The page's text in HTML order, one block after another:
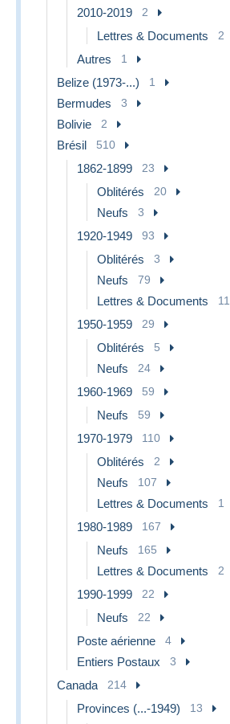
2010-2019 2
Lettres & Documents 2
Autres 1
Belize (1973-...) 1
Bermudes 3
Bolivie 2
Brésil 510
1862-1899 23
Oblitérés 20
Neufs 3
1920-1949 93
Oblitérés 3
Neufs 79
Lettres & Documents 11
1950-1959 29
Oblitérés 5
Neufs 24
1960-1969 59
Neufs 59
1970-1979 110
Oblitérés 2
Neufs 107
Lettres & Documents 1
1980-1989 167
Neufs 165
Lettres & Documents 2
1990-1999 22
Neufs 22
Poste aérienne 4
Entiers Postaux 3
Canada 214
Provinces (...-1949) 13